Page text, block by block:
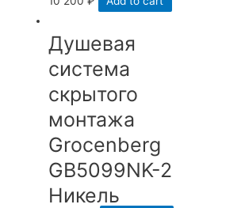
Душевая
система
скрытого
монтажа
Grocenberg
GB5099NK-2
Никель